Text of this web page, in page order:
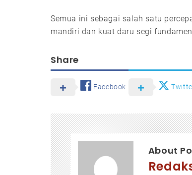
Semua ini sebagai salah satu
mandiri dan kuat daru segi
Share
Facebook
About